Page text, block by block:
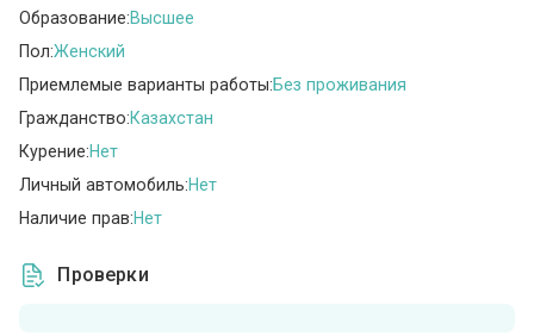
Образование:Высшее
Пол:Женский
Приемлемые варианты работы:Без проживания
Гражданство:Казахстан
Курение:Нет
Личный автомобиль:Нет
Наличие прав:Нет
Проверки